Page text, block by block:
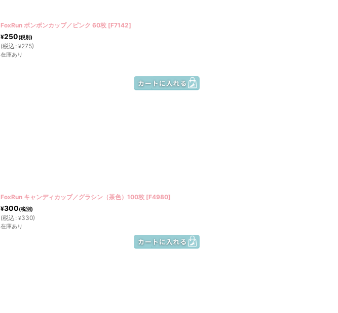
FoxRun ボンボンカップ／ピンク 60枚 [F7142]
¥250(税別)
(税込 : ¥275)
在庫あり
FoxRun キャンディカップ／グラシン（茶色）100枚 [F4980]
¥300(税別)
(税込 : ¥330)
在庫あり